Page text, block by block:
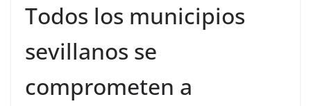
Todos los municipios
sevillanos se
comprometen a